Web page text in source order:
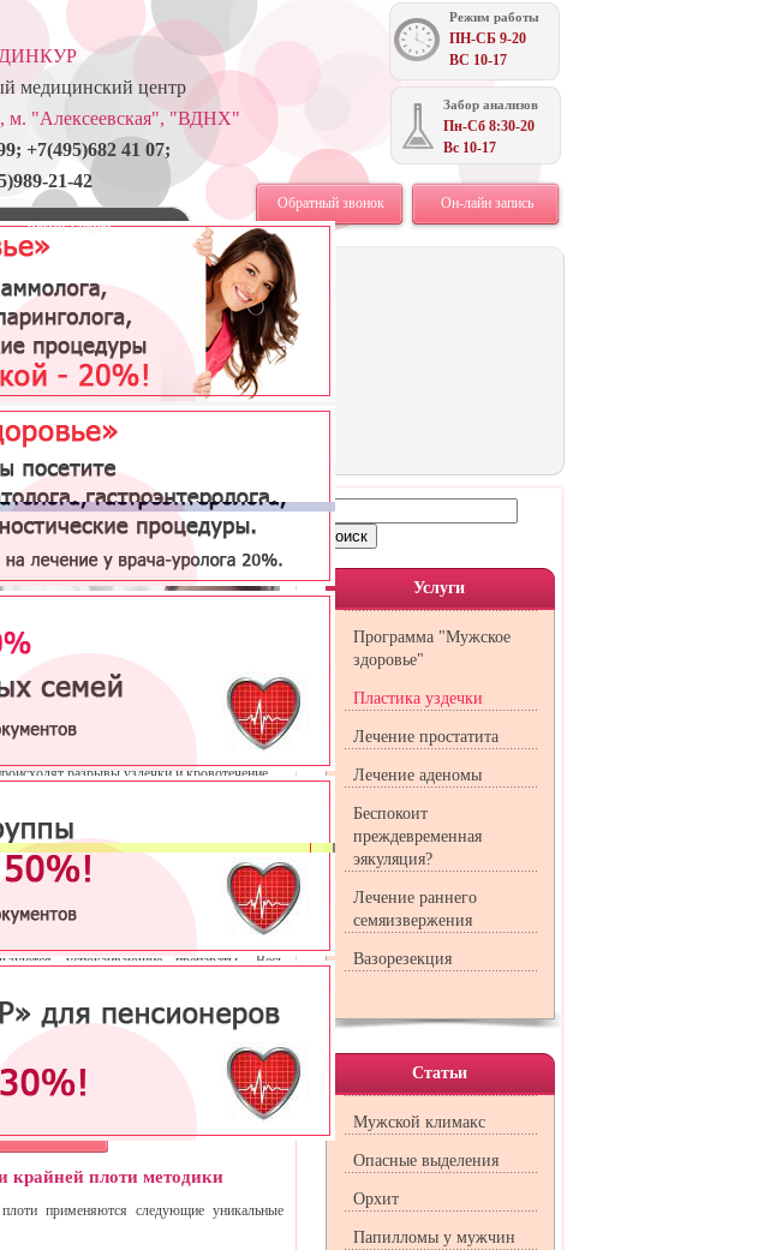
медицинский центр
м. "Алексеевская", "ВДНХ"
+7(495)682 41 07;
21-42
Режим работы
ПН-СБ 9-20
ВС 10-17
Забор анализов
Пн-Сб 8:30-20
Вс 10-17
Обратный звонок
Он-лайн запись
Фотогалерея
плоти
разрывы уздечки и кровотечение.
уздечки.
рассечении и продольном ушивании, что
и большой опыт в обрезании
методиками, выбор которых зависит от
проводятся безболезненно с применением
успокаивающие препараты. Весь
Грасс Денис Александрович.
нашего центра в Москве
8 (917)
записи:
крайней плоти методики
применяются следующие уникальные
Услуги
Программа "Мужское
здоровье"
Пластика уздечки
Лечение простатита
Лечение аденомы
Беспокоит
преждевременная
эякуляция?
Лечение раннего
семяизвержения
Вазорезекция
Статьи
Мужской климакс
Опасные выделения
Орхит
Папилломы у мужчин